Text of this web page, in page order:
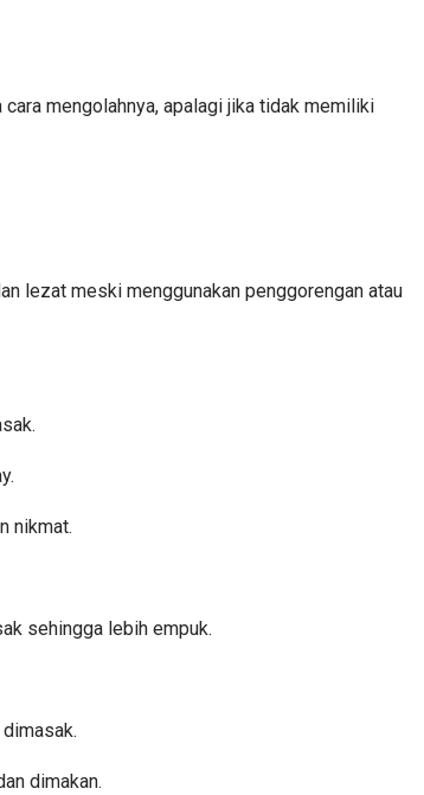
mengolahnya, apalagi jika tidak memiliki
lezat meski menggunakan penggorengan atau
nikmat.
sehingga lebih empuk.
dimakan.